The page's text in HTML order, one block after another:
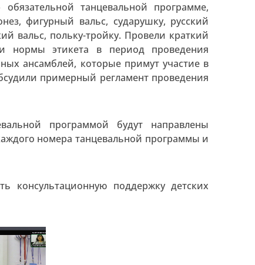
танцевальной программе,
фигурный вальс, сударушку, русский
вальс, польку-тройку. Провели краткий
нормы этикета в период проведения
ансамблей, которые примут участие в
примерный регламент проведения
программой будут направлены
номера танцевальной программы и
консультационную поддержку детских